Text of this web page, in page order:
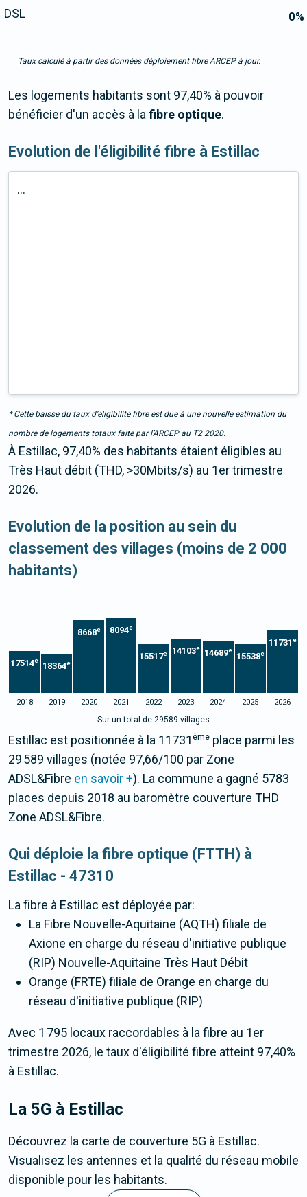
0%
DSL
Taux calculé à partir des données déploiement fibre ARCEP à jour.
Les logements habitants sont 97,40% à pouvoir
bénéficier d'un accès à lafibre optique.
Evolution de l'éligibilité fibre à Estillac
...
* Cette baisse du taux d’éligibilité fibre est due à une nouvelle estimation du
nombre de logements totaux faite par l’ARCEP au T2 2020.
À Estillac, 97,40% des habitants étaient éligibles au
Très Haut débit (THD, >30Mbits/s) au 1er trimestre
2026.
Evolution de la position au sein du
classement des villages (moins de 2 000
habitants)
17514e
18364e
8668e 8094e
15517e 14103e 14689e
15538e
11731 e
2018 2019 2020 2021 2022 2023 2024 2025 2026
Sur un total de 29589 villages
Estillac est positionnée à la 11731 ème place parmi les
29 589 villages (notée 97,66/100 par Zone
ADSL&Fibre en savoir +). La commune a gagné 5783
places depuis 2018 au baromètre couverture THD
Zone ADSL&Fibre.
Qui déploie la fibre optique (FTTH) à
Estillac - 47310
La fibre à Estillac est déployée par:
La Fibre Nouvelle-Aquitaine (AQTH) filiale de
Axione en charge du réseau d'initiative publique
(RIP) Nouvelle-Aquitaine Très Haut Débit
Orange (FRTE) filiale de Orange en charge du
réseau d'initiative publique (RIP)
Avec 1 795 locaux raccordables à la fibre au 1er
trimestre 2026, le taux d'éligibilité fibre atteint 97,40%
à Estillac.
La 5G à Estillac
Découvrez la carte de couverture 5G à Estillac.
Visualisez les antennes et la qualité du réseau mobile
disponible pour les habitants.